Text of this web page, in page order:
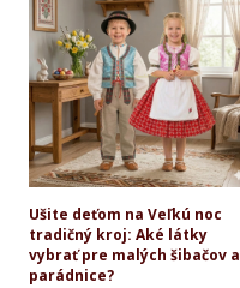
Ušite deťom na Veľkú noc
tradičný kroj: Aké látky
vybrať pre malých šibačov a
parádnice?